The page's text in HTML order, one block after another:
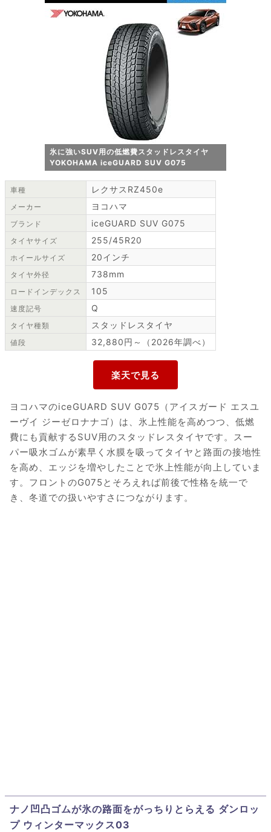
氷に強いSUV用の低燃費スタッドレスタイヤ
YOKOHAMA iceGUARD SUV G075
車種 レクサスRZ450e
メーカー ヨコハマ
ブランド iceGUARD SUV G075
タイヤサイズ 255/45R20
ホイールサイズ 20インチ
タイヤ外径 738mm
ロードインデックス 105
速度記号 Q
タイヤ種類 スタッドレスタイヤ
値段 32,880円～（2026年調べ）
ヨコハマのiceGUARD SUV G075（アイスガード エスユ
ーヴイ ジーゼロナナゴ）は、氷上性能を高めつつ、低燃
費にも貢献するSUV用のスタッドレスタイヤです。スー
パー吸水ゴムが素早く水膜を吸ってタイヤと路面の接地性
を高め、エッジを増やしたことで氷上性能が向上していま
す。フロントのG075とそろえれば前後で性格を統一で
き、冬道での扱いやすさにつながります。
ナノ凹凸ゴムが氷の路面をがっちりとらえる ダンロッ
プ ウィンターマックス03